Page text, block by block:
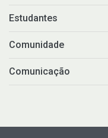
Estudantes
Comunidade
Comunicação